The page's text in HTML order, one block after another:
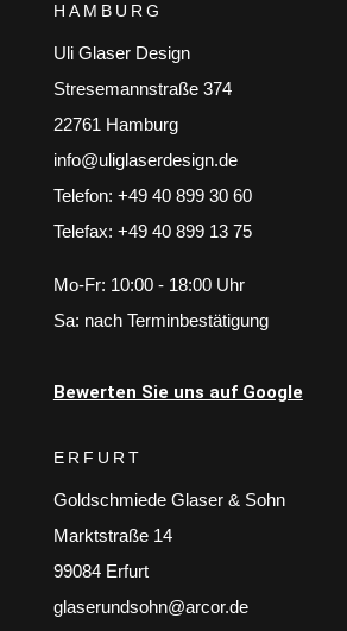
HAMBURG
Uli Glaser Design
Stresemannstraße 374
22761 Hamburg
info@uliglaserdesign.de
Telefon: +49 40 899 30 60
Telefax: +49 40 899 13 75
Mo-Fr: 10:00 - 18:00 Uhr
Sa: nach Terminbestätigung
Bewerten Sie uns auf Google
ERFURT
Goldschmiede Glaser & Sohn
Marktstraße 14
99084 Erfurt
glaserundsohn@arcor.de